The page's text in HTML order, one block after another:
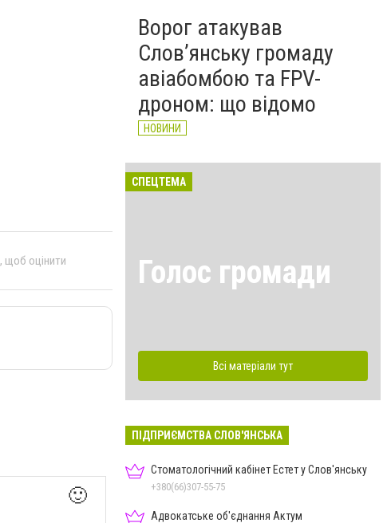
, щоб оцінити
🙂
Ворог атакував
Слов’янську громаду
авіабомбою та FPV-
дроном: що відомо
НОВИНИ
СПЕЦТЕМА
Голос громади
Всі матеріали тут
ПІДПРИЄМСТВА СЛОВ'ЯНСЬКА
Стоматологічний кабінет Естет у Слов'янську
+380(66)307-55-75
Адвокатське об'єднання Актум